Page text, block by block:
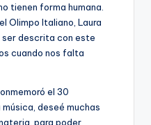
tienen forma humana.
Olimpo Italiano, Laura
ser descrita con este
cuando nos falta
el 30
deseé muchas
para poder